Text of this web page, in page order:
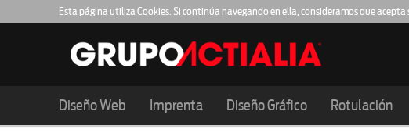
Esta página utiliza Cookies. Si continúa navegando en ella, consideramos que acepta
Diseño Web Imprenta Diseño Gráfico Rotulación